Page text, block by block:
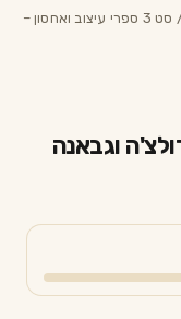
/ סט 3 ספרי עיצוב ואחסון –